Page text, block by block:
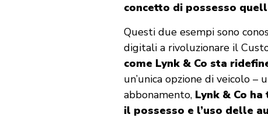
concetto di possesso
Questi due esempi sono
digitali a rivoluzionare il
come Lynk & Co sta
un’unica opzione di veicolo
abbonamento, Lynk & Co
il possesso e l’uso delle